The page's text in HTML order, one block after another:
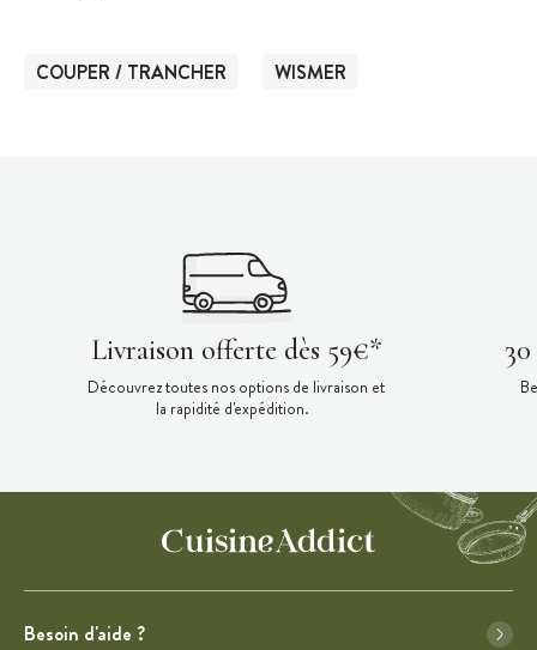
COUPER / TRANCHER WISMER
Livraison offerte dès 59€*
Découvrez toutes nos options de livraison et
la rapidité d'expédition.
Besoin d'aide ?